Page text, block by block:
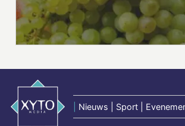
Nieuws | Sport |